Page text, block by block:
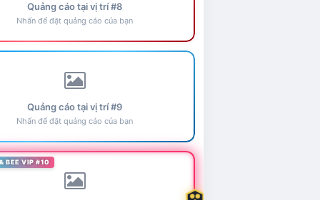
Quảng cáo tại vị trí #8
Nhấn để đặt quảng cáo của bạn
Quảng cáo tại vị trí #9
Nhấn để đặt quảng cáo của bạn
BEE VIP #10